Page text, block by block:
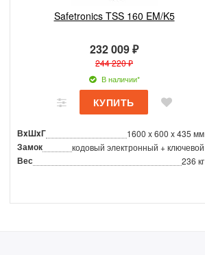
Safetronics TSS 160 EM/K5
232 009 ₽
244 220 ₽
В наличии*
ВxШxГ 1600 x 600 x 435 мм
Замок кодовый электронный + ключевой
Вес 236 кг